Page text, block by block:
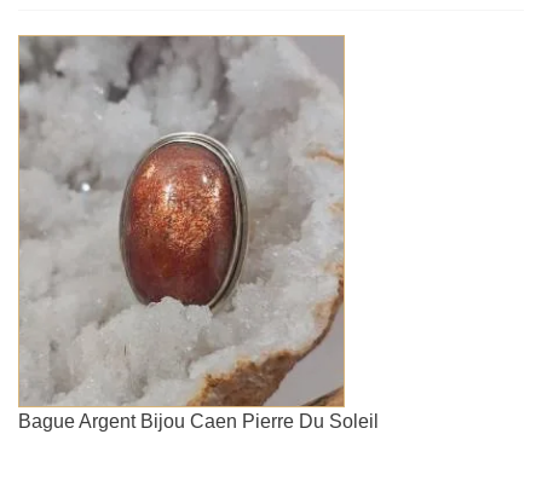
Bague Argent Bijou Caen Pierre Du Soleil